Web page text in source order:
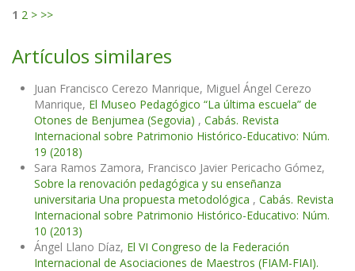
1 2 > >>
Artículos similares
Juan Francisco Cerezo Manrique, Miguel Ángel Cerezo
Manrique, El Museo Pedagógico “La última escuela” de
Otones de Benjumea (Segovia) , Cabás. Revista
Internacional sobre Patrimonio Histórico-Educativo: Núm.
19 (2018)
Sara Ramos Zamora, Francisco Javier Pericacho Gómez,
Sobre la renovación pedagógica y su enseñanza
universitaria Una propuesta metodológica , Cabás. Revista
Internacional sobre Patrimonio Histórico-Educativo: Núm.
10 (2013)
Ángel Llano Díaz, El VI Congreso de la Federación
Internacional de Asociaciones de Maestros (FIAM-FIAI).